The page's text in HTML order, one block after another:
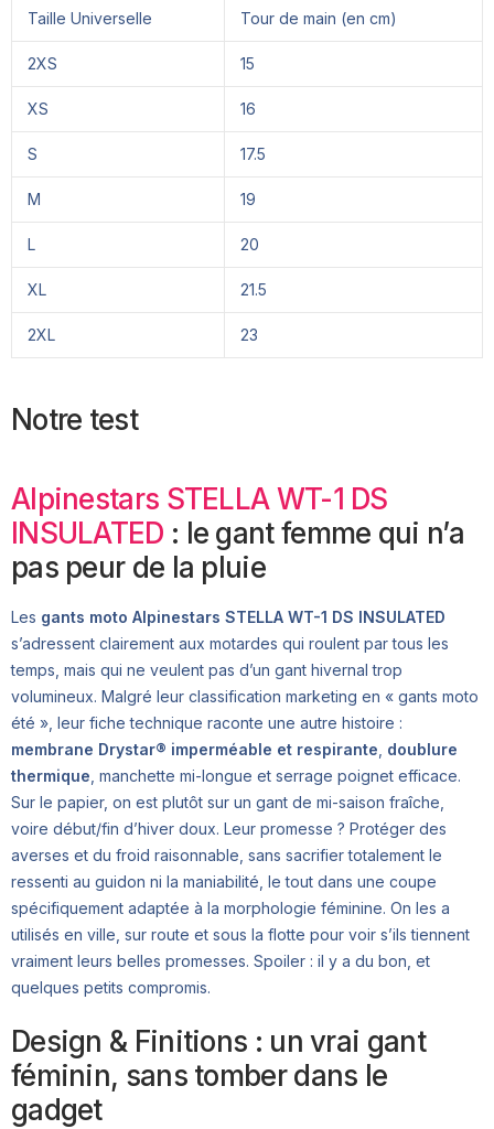
Taille Universelle Tour de main (en cm)
2XS 15
XS 16
S 17.5
M 19
L 20
XL 21.5
2XL 23
Notre test
Alpinestars STELLA WT-1 DS
INSULATED : le gant femme qui n’a
pas peur de la pluie
Les gants moto Alpinestars STELLA WT-1 DS INSULATED
s’adressent clairement aux motardes qui roulent par tous les
temps, mais qui ne veulent pas d’un gant hivernal trop
volumineux. Malgré leur classification marketing en « gants moto
été », leur fiche technique raconte une autre histoire :
membrane Drystar® imperméable et respirante doublure
thermique , manchette mi-longue et serrage poignet efficace.
Sur le papier, on est plutôt sur un gant de mi-saison fraîche,
voire début/fin d’hiver doux. Leur promesse ? Protéger des
averses et du froid raisonnable, sans sacrifier totalement le
ressenti au guidon ni la maniabilité, le tout dans une coupe
spécifiquement adaptée à la morphologie féminine. On les a
utilisés en ville, sur route et sous la flotte pour voir s’ils tiennent
vraiment leurs belles promesses. Spoiler : il y a du bon, et
quelques petits compromis.
Design & Finitions : un vrai gant
féminin, sans tomber dans le
gadget